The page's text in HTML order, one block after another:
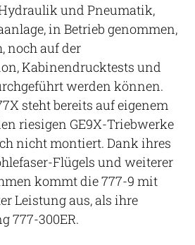
und Pneumatik,
in Betrieb genommen,
noch auf der
Kabinendrucktests und
werden können.
steht bereits auf eigenem
riesigen GE9X-Triebwerke
nicht montiert. Dank ihres
Flügels und weiterer
kommt die 777-9 mit
Leistung aus, als ihre
777-300ER.